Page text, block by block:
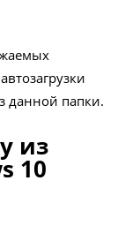
данной папки.
из
10